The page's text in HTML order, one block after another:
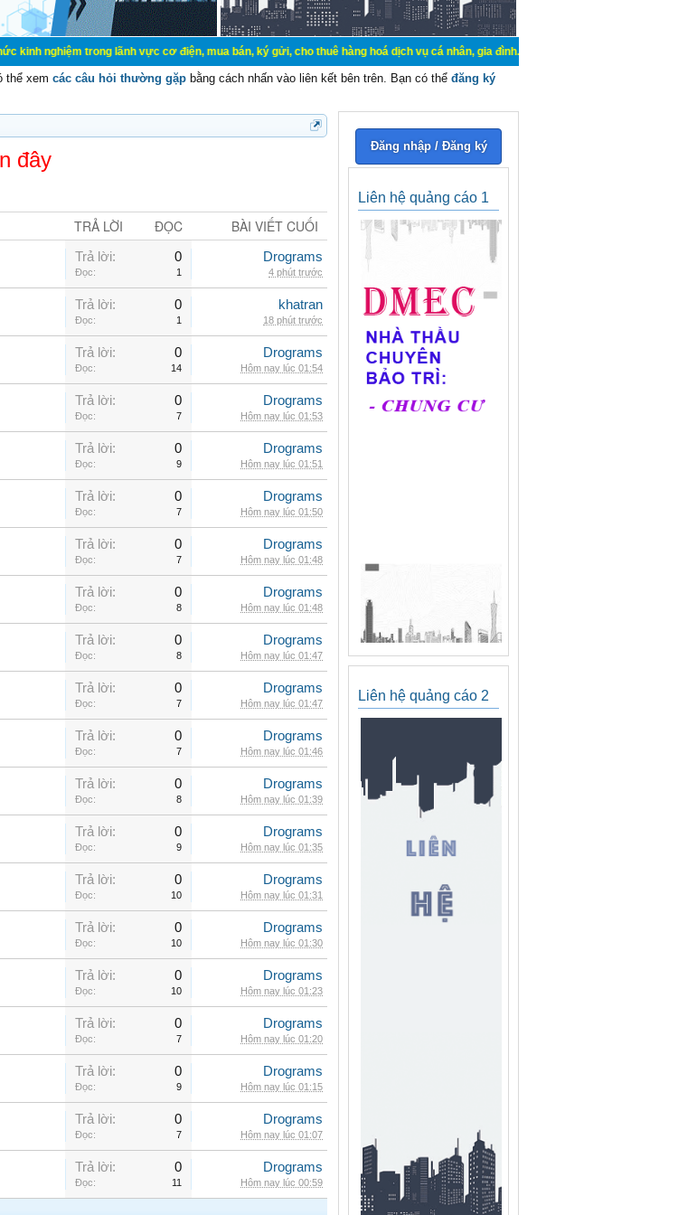
trong lãnh vực cơ điện, mua bán, ký gửi, cho thuê hàng hoá dịch vụ cá nhân, gia đình. Mua bán, ký gửi, cho thuê thiết bị hệ
thể xem các câu hỏi thường gặp bằng cách nhấn vào liên kết bên trên. Bạn có thể đăng ký
đây
TRẢ LỜI ĐỌC BÀI VIẾT CUỐI
Trả lời: 0
Đọc: 1
Drograms
4 phút trước
Trả lời: 0
Đọc: 1
khatran
18 phút trước
Trả lời: 0
Đọc: 14
Drograms
Hôm nay lúc 01:54
Trả lời: 0
Đọc: 7
Drograms
Hôm nay lúc 01:53
Trả lời: 0
Đọc: 9
Drograms
Hôm nay lúc 01:51
Trả lời: 0
Đọc: 7
Drograms
Hôm nay lúc 01:50
Trả lời: 0
Đọc: 7
Drograms
Hôm nay lúc 01:48
Trả lời: 0
Đọc: 8
Drograms
Hôm nay lúc 01:48
Trả lời: 0
Đọc: 8
Drograms
Hôm nay lúc 01:47
Trả lời: 0
Đọc: 7
Drograms
Hôm nay lúc 01:47
Trả lời: 0
Đọc: 7
Drograms
Hôm nay lúc 01:46
Trả lời: 0
Đọc: 8
Drograms
Hôm nay lúc 01:39
Trả lời: 0
Đọc: 9
Drograms
Hôm nay lúc 01:35
Trả lời: 0
Đọc: 10
Drograms
Hôm nay lúc 01:31
Trả lời: 0
Đọc: 10
Drograms
Hôm nay lúc 01:30
Trả lời: 0
Đọc: 10
Drograms
Hôm nay lúc 01:23
Trả lời: 0
Đọc: 7
Drograms
Hôm nay lúc 01:20
Trả lời: 0
Đọc: 9
Drograms
Hôm nay lúc 01:15
Trả lời: 0
Đọc: 7
Drograms
Hôm nay lúc 01:07
Trả lời: 0
Đọc: 11
Drograms
Hôm nay lúc 00:59
Đăng nhập / Đăng ký
Liên hệ quảng cáo 1
Liên hệ quảng cáo 2